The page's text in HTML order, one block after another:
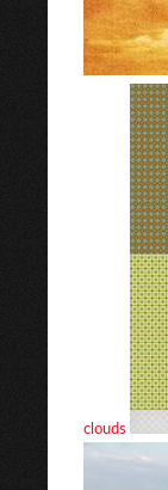
clouds